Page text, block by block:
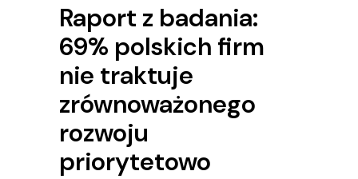
Raport z badania:
69% polskich firm
nie traktuje
zrównoważonego
rozwoju
priorytetowo